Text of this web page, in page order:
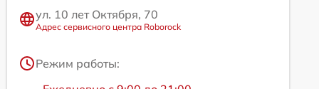
ул. 10 лет Октября, 70
Адрес сервисного центра Roborock
Режим работы: